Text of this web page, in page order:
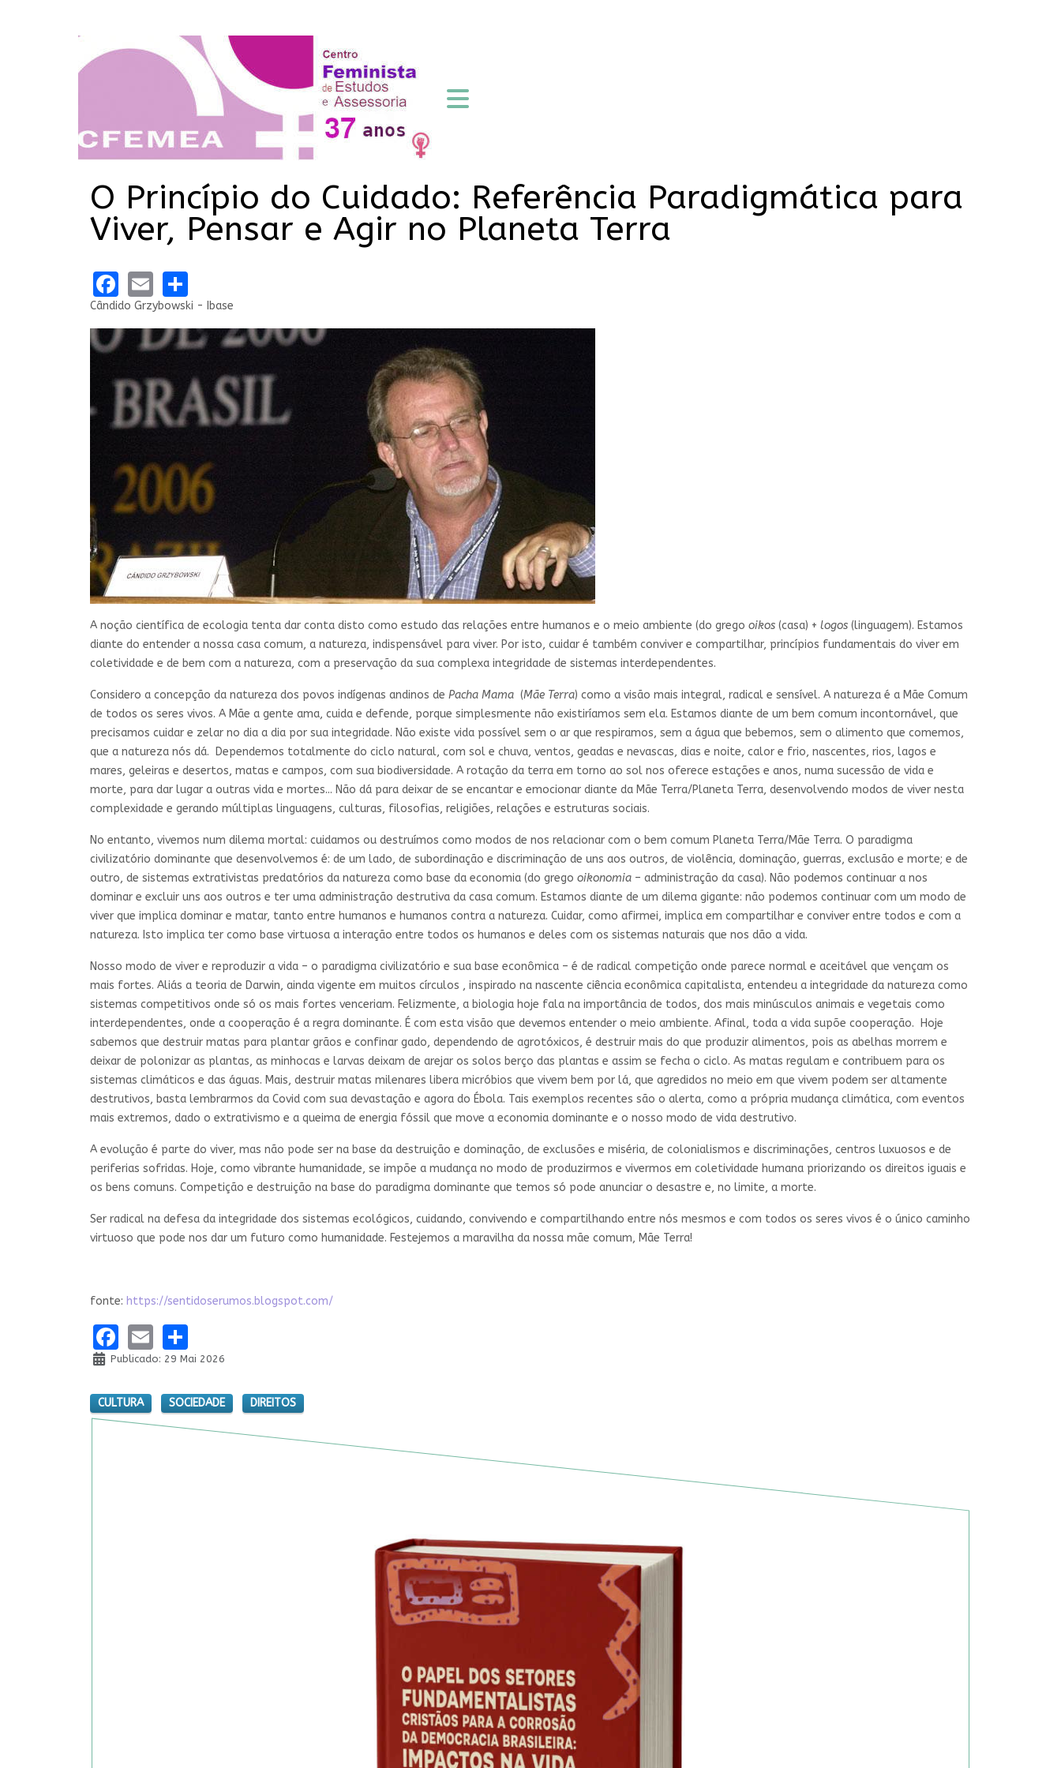
O Princípio do Cuidado: Referência Paradigmática para
Viver, Pensar e Agir no Planeta Terra
Facebook
Email
Cândido Grzybowski - Ibase
A noção científica de ecologia tenta dar conta disto como estudo das relações entre humanos e o meio ambiente (do grego oikos (casa) + logos (linguagem). Estamos
diante do entender a nossa casa comum, a natureza, indispensável para viver. Por isto, cuidar é também conviver e compartilhar, princípios fundamentais do viver em
coletividade e de bem com a natureza, com a preservação da sua complexa integridade de sistemas interdependentes.
Considero a concepção da natureza dos povos indígenas andinos de Pacha Mama (Mãe Terra) como a visão mais integral, radical e sensível. A natureza é a Mãe Comum
de todos os seres vivos. A Mãe a gente ama, cuida e defende, porque simplesmente não existiríamos sem ela. Estamos diante de um bem comum incontornável, que
precisamos cuidar e zelar no dia a dia por sua integridade. Não existe vida possível sem o ar que respiramos, sem a água que bebemos, sem o alimento que comemos,
que a natureza nós dá. Dependemos totalmente do ciclo natural, com sol e chuva, ventos, geadas e nevascas, dias e noite, calor e frio, nascentes, rios, lagos e
mares, geleiras e desertos, matas e campos, com sua biodiversidade. A rotação da terra em torno ao sol nos oferece estações e anos, numa sucessão de vida e
morte, para dar lugar a outras vida e mortes... Não dá para deixar de se encantar e emocionar diante da Mãe Terra/Planeta Terra, desenvolvendo modos de viver nesta
complexidade e gerando múltiplas linguagens, culturas, filosofias, religiões, relações e estruturas sociais.
No entanto, vivemos num dilema mortal: cuidamos ou destruímos como modos de nos relacionar com o bem comum Planeta Terra/Mãe Terra. O paradigma
civilizatório dominante que desenvolvemos é: de um lado, de subordinação e discriminação de uns aos outros, de violência, dominação, guerras, exclusão e morte; e de
outro, de sistemas extrativistas predatórios da natureza como base da economia (do grego oikonomia – administração da casa). Não podemos continuar a nos
dominar e excluir uns aos outros e ter uma administração destrutiva da casa comum. Estamos diante de um dilema gigante: não podemos continuar com um modo de
viver que implica dominar e matar, tanto entre humanos e humanos contra a natureza. Cuidar, como afirmei, implica em compartilhar e conviver entre todos e com a
natureza. Isto implica ter como base virtuosa a interação entre todos os humanos e deles com os sistemas naturais que nos dão a vida.
Nosso modo de viver e reproduzir a vida – o paradigma civilizatório e sua base econômica – é de radical competição onde parece normal e aceitável que vençam os
mais fortes. Aliás a teoria de Darwin, ainda vigente em muitos círculos , inspirado na nascente ciência econômica capitalista, entendeu a integridade da natureza como
sistemas competitivos onde só os mais fortes venceriam. Felizmente, a biologia hoje fala na importância de todos, dos mais minúsculos animais e vegetais como
interdependentes, onde a cooperação é a regra dominante. É com esta visão que devemos entender o meio ambiente. Afinal, toda a vida supõe cooperação. Hoje
sabemos que destruir matas para plantar grãos e confinar gado, dependendo de agrotóxicos, é destruir mais do que produzir alimentos, pois as abelhas morrem e
deixar de polonizar as plantas, as minhocas e larvas deixam de arejar os solos berço das plantas e assim se fecha o ciclo. As matas regulam e contribuem para os
sistemas climáticos e das águas. Mais, destruir matas milenares libera micróbios que vivem bem por lá, que agredidos no meio em que vivem podem ser altamente
destrutivos, basta lembrarmos da Covid com sua devastação e agora do Ébola. Tais exemplos recentes são o alerta, como a própria mudança climática, com eventos
mais extremos, dado o extrativismo e a queima de energia fóssil que move a economia dominante e o nosso modo de vida destrutivo.
A evolução é parte do viver, mas não pode ser na base da destruição e dominação, de exclusões e miséria, de colonialismos e discriminações, centros luxuosos e de
periferias sofridas. Hoje, como vibrante humanidade, se impõe a mudança no modo de produzirmos e vivermos em coletividade humana priorizando os direitos iguais e
os bens comuns. Competição e destruição na base do paradigma dominante que temos só pode anunciar o desastre e, no limite, a morte.
Ser radical na defesa da integridade dos sistemas ecológicos, cuidando, convivendo e compartilhando entre nós mesmos e com todos os seres vivos é o único caminho
virtuoso que pode nos dar um futuro como humanidade. Festejemos a maravilha da nossa mãe comum, Mãe Terra!
fonte: https://sentidoserumos.blogspot.com/
Facebook
Email
Publicado: 29 Mai 2026
CULTURA SOCIEDADE DIREITOS